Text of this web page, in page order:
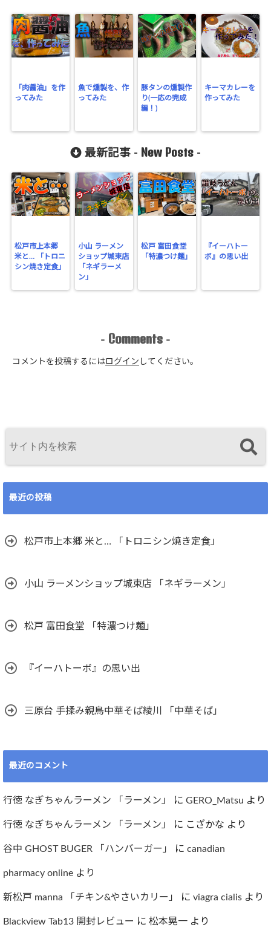
「肉醤油」を作
ってみた
魚で燻製を、作
ってみた
豚タンの燻製作
り(一応の完成
編！)
キーマカレーを
作ってみた
最新記事 - New Posts -
松戸市上本郷
米と… 「トロニ
シン焼き定食」
小山 ラーメン
ショップ城東店
「ネギラーメ
ン」
松戸 富田食堂
「特濃つけ麺」
『イーハトー
ボ』の思い出
- Comments -
コメントを投稿するには ログイン してください。
最近の投稿
松戸市上本郷 米と… 「トロニシン焼き定食」
小山 ラーメンショップ城東店 「ネギラーメン」
松戸 富田食堂 「特濃つけ麺」
『イーハトーボ』の思い出
三原台 手揉み親鳥中華そば綾川 「中華そば」
最近のコメント
行徳 なぎちゃんラーメン 「ラーメン」 に GERO_Matsu より
行徳 なぎちゃんラーメン 「ラーメン」 に こざかな より
谷中 GHOST BUGER 「ハンバーガー」 に canadian
pharmacy online より
新松戸 manna 「チキン&やさいカリー」 に viagra cialis より
Blackview Tab13 開封レビュー に 松本晃一 より